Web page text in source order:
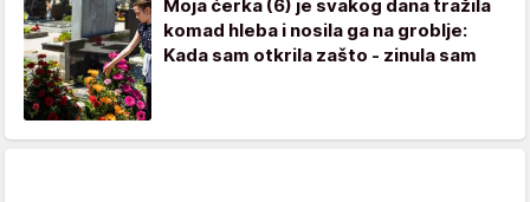
Moja ćerka (6) je svakog dana tražila
komad hleba i nosila ga na groblje:
Kada sam otkrila zašto - zinula sam